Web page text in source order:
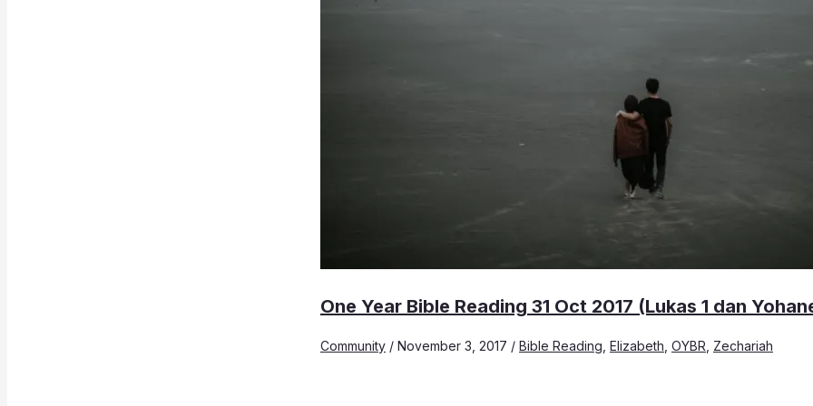
One Year Bible Reading 31 Oct 2017 (Lukas 1 dan
Community / November 3, 2017 / Bible Reading Elizabeth OYBR Zechariah